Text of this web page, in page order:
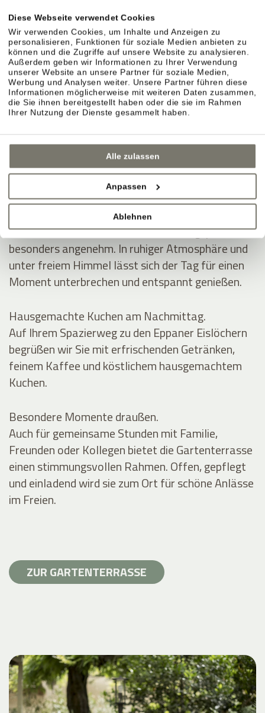
Diese Webseite verwendet Cookies
Wir verwenden Cookies, um Inhalte und Anzeigen zu
personalisieren, Funktionen für soziale Medien anbieten zu
können und die Zugriffe auf unsere Website zu analysieren.
Außerdem geben wir Informationen zu Ihrer Verwendung
unserer Website an unsere Partner für soziale Medien,
Werbung und Analysen weiter. Unsere Partner führen diese
Informationen möglicherweise mit weiteren Daten zusammen,
die Sie ihnen bereitgestellt haben oder die sie im Rahmen
Ihrer Nutzung der Dienste gesammelt haben.
Alle zulassen
Anpassen
Ablehnen
GARTENTERRASSE IN EPPAN –
SCHATTEN, WEIN, GUTE GESPRÄCHE
Auf der Gartenterrasse wird die Mittagspause
besonders angenehm. In ruhiger Atmosphäre und
unter freiem Himmel lässt sich der Tag für einen
Moment unterbrechen und entspannt genießen.
Hausgemachte Kuchen am Nachmittag.
Auf Ihrem Spazierweg zu den Eppaner Eislöchern
begrüßen wir Sie mit erfrischenden Getränken,
feinem Kaffee und köstlichem hausgemachtem
Kuchen.
Besondere Momente draußen.
Auch für gemeinsame Stunden mit Familie,
Freunden oder Kollegen bietet die Gartenterrasse
einen stimmungsvollen Rahmen. Offen, gepflegt
und einladend wird sie zum Ort für schöne Anlässe
im Freien.
ZUR GARTENTERRASSE